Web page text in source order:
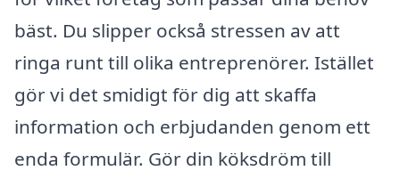
bäst. Du slipper också stressen av att
ringa runt till olika entreprenörer. Istället
gör vi det smidigt för dig att skaffa
information och erbjudanden genom ett
enda formulär. Gör din köksdröm till